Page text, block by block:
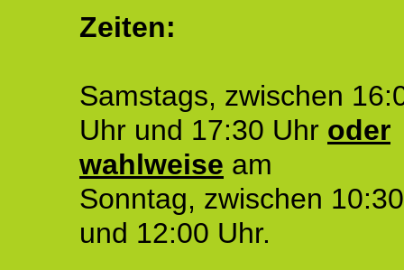
Zeiten:
Samstags, zwischen
Uhr und 17:30 Uhr oder
wahlweise am
Sonntag, zwischen
und 12:00 Uhr.